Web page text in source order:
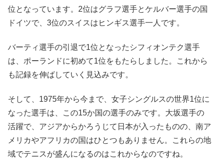
位となっています。2位はグラフ選手とケルバー選手の国
ドイツで、3位のスイスはヒンギス選手一人です。
バーティ選手の引退で1位となったシフィオンテク選手
は、ポーランドに初めて1位をもたらしました。これから
も記録を伸ばしていく見込みです。
そして、1975年から今まで、女子シングルスの世界1位に
なった選手は、この15か国の選手のみです。大坂選手の
活躍で、アジアからかろうじて日本が入ったものの、南ア
メリカやアフリカの国はひとつもありません。これらの地
域でテニスが盛んになるのはこれからなのですね。